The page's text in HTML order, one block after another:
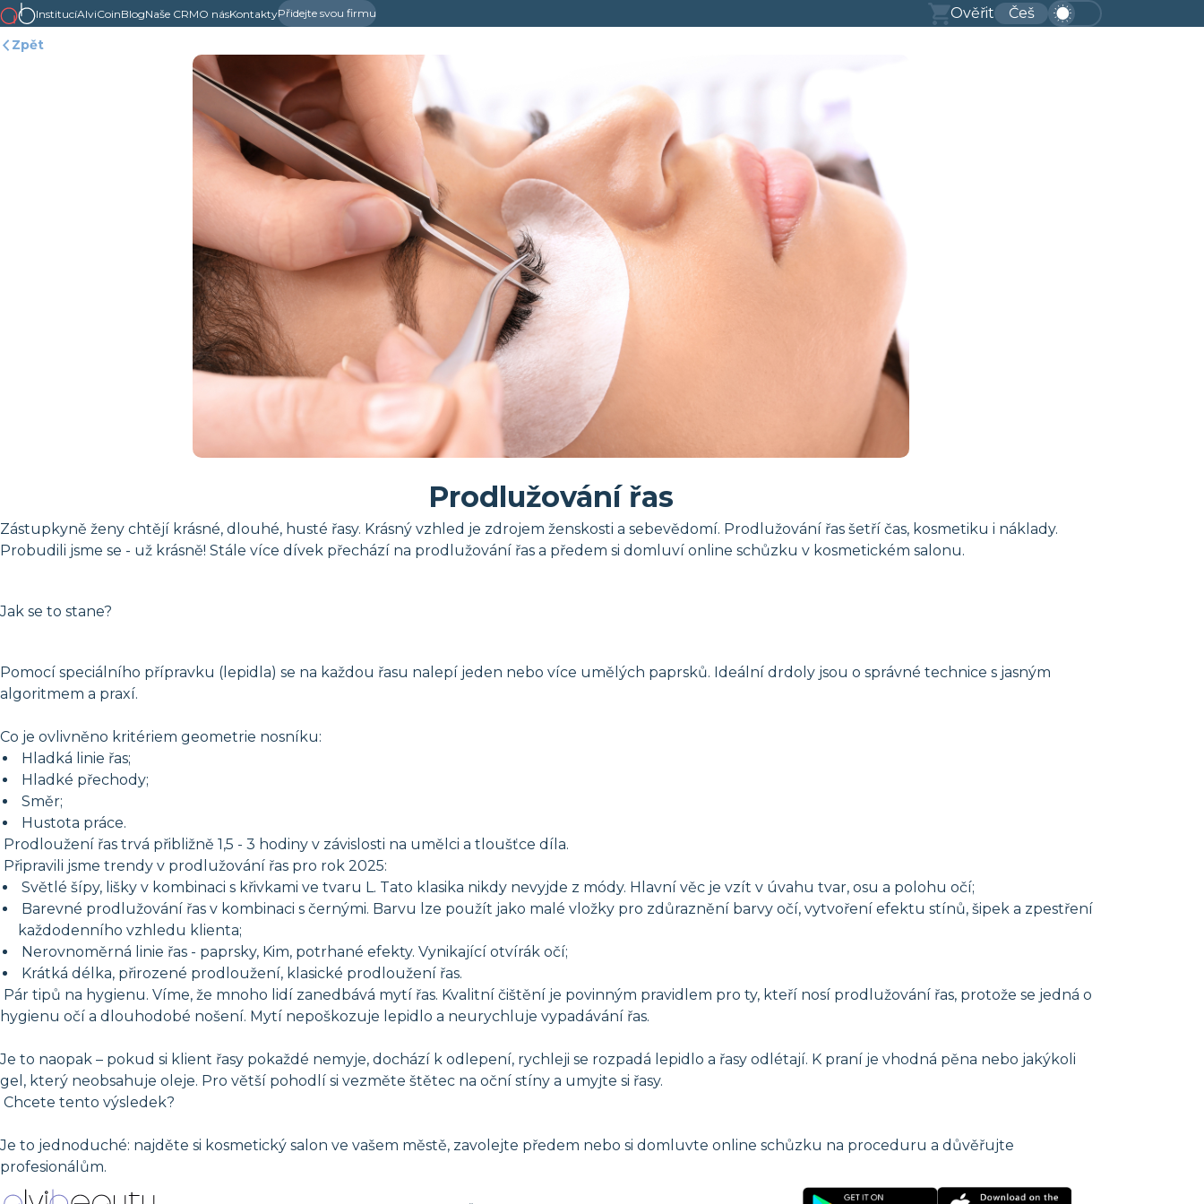
InstitucíAlviCoinBlogNaše CRMO násKontaktyPřidejte svou firmu Ověřit Češ
Zpět
Prodlužování řas
Zástupkyně ženy chtějí krásné, dlouhé, husté řasy. Krásný vzhled je zdrojem ženskosti a sebevědomí. Prodlužování řas šetří čas, kosmetiku i náklady.
Probudili jsme se - už krásně! Stále více dívek přechází na prodlužování řas a předem si domluví online schůzku v kosmetickém salonu.
Jak se to stane?
Pomocí speciálního přípravku (lepidla) se na každou řasu nalepí jeden nebo více umělých paprsků. Ideální drdoly jsou o správné technice s jasným
algoritmem a praxí.
Co je ovlivněno kritériem geometrie nosníku:
Hladká linie řas;
Hladké přechody;
Směr;
Hustota práce.
Prodloužení řas trvá přibližně 1,5 - 3 hodiny v závislosti na umělci a tloušťce díla.
Připravili jsme trendy v prodlužování řas pro rok 2025:
Světlé šípy, lišky v kombinaci s křivkami ve tvaru L. Tato klasika nikdy nevyjde z módy. Hlavní věc je vzít v úvahu tvar, osu a polohu očí;
Barevné prodlužování řas v kombinaci s černými. Barvu lze použít jako malé vložky pro zdůraznění barvy očí, vytvoření efektu stínů, šipek a zpestření
každodenního vzhledu klienta;
Nerovnoměrná linie řas - paprsky, Kim, potrhané efekty. Vynikající otvírák očí;
Krátká délka, přirozené prodloužení, klasické prodloužení řas.
Pár tipů na hygienu. Víme, že mnoho lidí zanedbává mytí řas. Kvalitní čištění je povinným pravidlem pro ty, kteří nosí prodlužování řas, protože se jedná o
hygienu očí a dlouhodobé nošení. Mytí nepoškozuje lepidlo a neurychluje vypadávání řas.
Je to naopak – pokud si klient řasy pokaždé nemyje, dochází k odlepení, rychleji se rozpadá lepidlo a řasy odlétají. K praní je vhodná pěna nebo jakýkoli
gel, který neobsahuje oleje. Pro větší pohodlí si vezměte štětec na oční stíny a umyjte si řasy.
Chcete tento výsledek?
Je to jednoduché: najděte si kosmetický salon ve vašem městě, zavolejte předem nebo si domluvte online schůzku na proceduru a důvěřujte
profesionálům.